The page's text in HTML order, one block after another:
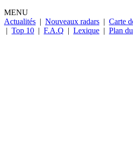
MENU
Actualités | Nouveaux radars | Carte
| Top 10 | F.A.Q | Lexique | Plan